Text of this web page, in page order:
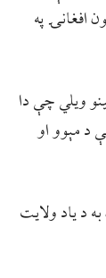
ساتنې په موخه’ د ۲۳۰ میلیون افغانۍ په
ویلي چې دا
د مېوو او
د یاد ولایت